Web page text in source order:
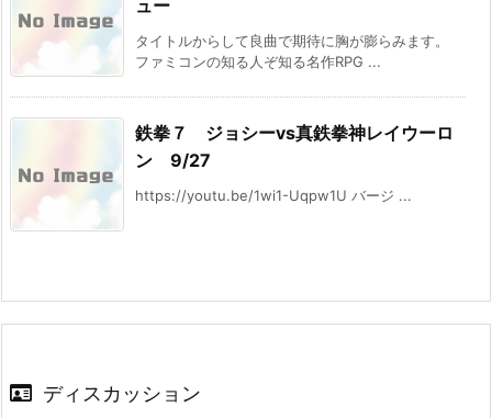
ュー
タイトルからして良曲で期待に胸が膨らみます。
ファミコンの知る人ぞ知る名作RPG ...
鉄拳７ ジョシーvs真鉄拳神レイウーロ
ン 9/27
https://youtu.be/1wi1-Uqpw1U バージ ...
ディスカッション